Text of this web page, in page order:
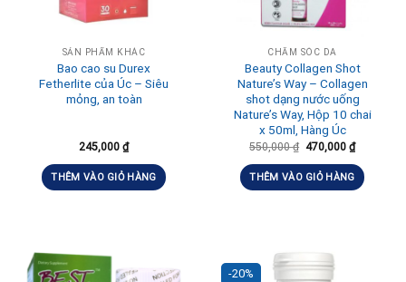
SẢN PHẨM KHÁC
Bao cao su Durex
Fetherlite của Úc – Siêu
mỏng, an toàn
245,000 ₫
THÊM VÀO GIỎ HÀNG
CHĂM SÓC DA
Beauty Collagen Shot
Nature’s Way – Collagen
shot dạng nước uống
Nature’s Way, Hộp 10 chai
x 50ml, Hàng Úc
550,000₫ 470,000 ₫
THÊM VÀO GIỎ HÀNG
-20%